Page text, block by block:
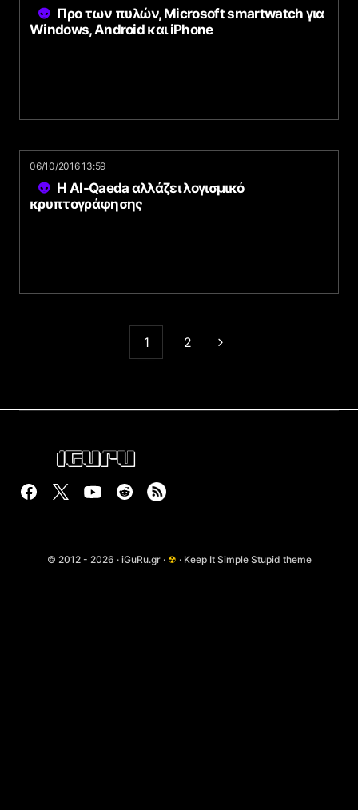
Προ των πυλών, Microsoft smartwatch για
Windows, Android και iPhone
06/10/2016 13:59
Η Al-Qaeda αλλάζει λογισμικό
κρυπτογράφησης
1 2
© 2012 - 2026 · iGuRu.gr · ☢ · Keep It Simple Stupid theme